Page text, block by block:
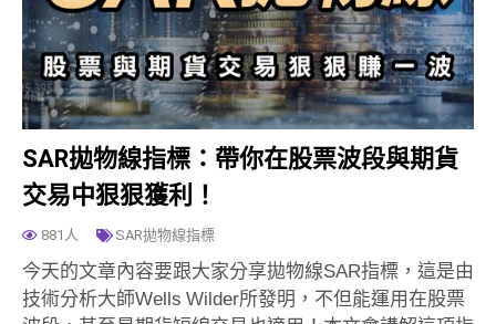
SAR拋物線指標：帶你在股票波段與期貨
交易中狠狠獲利！
881人 SAR拋物線指標
今天的文章內容要跟大家分享拋物線SAR指標，這是由
技術分析大師Wells Wilder所發明，不但能運用在股票